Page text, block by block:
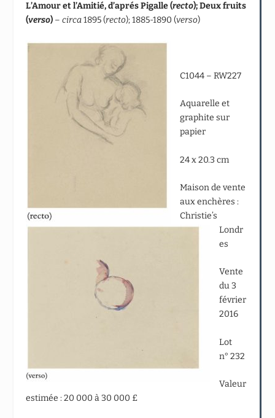
L’Amour et l’Amitié, d’aprés Pigalle (recto); Deux fruits
(verso) –circa1895 (recto); 1885-1890 (verso)
C1044 – RW227
Aquarelle et
graphite sur
papier
24 x 20.3 cm
Maison de vente
aux enchères :
Christie’s
Londr
es
Vente
du 3
février
2016
Lot
n° 232
Valeur
estimée : 20 000 à 30 000 £